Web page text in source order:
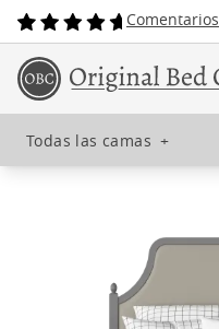
Comentarios
Todas las camas +